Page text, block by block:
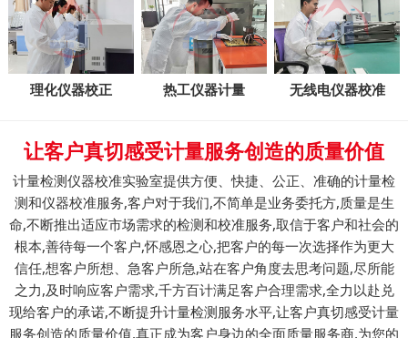
理化仪器校正 热工仪器计量 无线电仪器校准
让客户真切感受计量服务创造的质量价值
计量检测仪器校准实验室提供方便、快捷、公正、准确的计量检
测和仪器校准服务,客户对于我们,不简单是业务委托方,质量是生
命,不断推出适应市场需求的检测和校准服务,取信于客户和社会的
根本,善待每一个客户,怀感恩之心,把客户的每一次选择作为更大
信任,想客户所想、急客户所急,站在客户角度去思考问题,尽所能
之力,及时响应客户需求,千方百计满足客户合理需求,全力以赴兑
现给客户的承诺,不断提升计量检测服务水平,让客户真切感受计量
服务创造的质量价值,真正成为客户身边的全面质量服务商,为您的